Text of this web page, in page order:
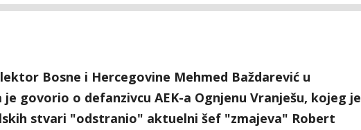
Bosne i Hercegovine Mehmed Baždarević u
je govorio o defanzivcu AEK-a Ognjenu Vranješu, kojeg je
stvari "odstranio" aktuelni šef "zmajeva" Robert